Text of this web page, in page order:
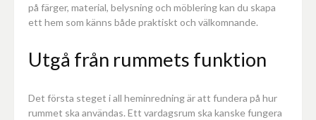
på färger, material, belysning och möblering kan du skapa
ett hem som känns både praktiskt och välkomnande.
Utgå från rummets funktion
Det första steget i all heminredning är att fundera på hur
rummet ska användas. Ett vardagsrum ska kanske fungera